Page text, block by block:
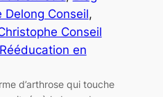
Delong Conseil
Conseil
Rééducation en
d’arthrose qui touche